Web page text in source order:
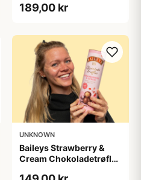
189,00 kr
UNKNOWN
Baileys Strawberry &
Cream Chokoladetrøfler